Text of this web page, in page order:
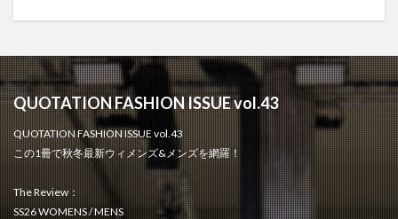
QUOTATION FASHION ISSUE vol.43
QUOTATION FASHION ISSUE vol.43
この1冊で秋冬最新ウィメンズ&メンズを網羅！
The Review：
SS26 WOMENS / MENS